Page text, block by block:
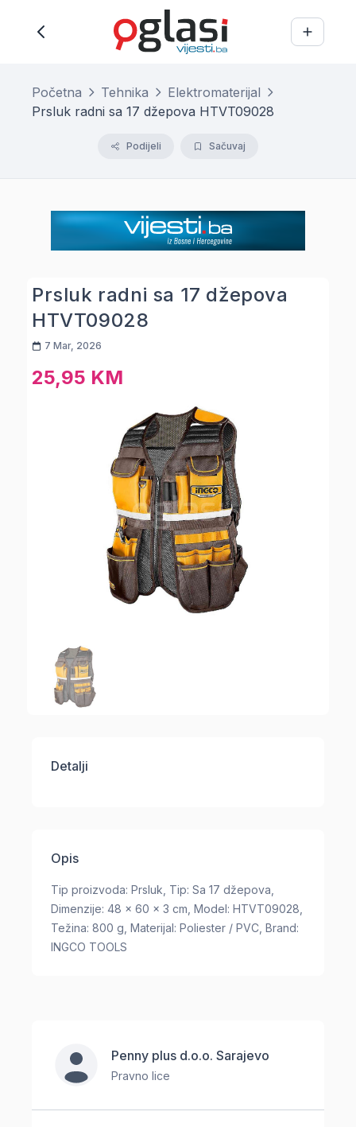
Početna Tehnika
Elektromaterijal
Prsluk radni sa 17 džepova HTVT09028
Podijeli Sačuvaj
Prsluk radni sa 17 džepova
HTVT09028
7 Mar, 2026
25,95 KM
Detalji
Opis
Tip proizvoda: Prsluk, Tip: Sa 17 džepova,
Dimenzije: 48 x 60 x 3 cm, Model: HTVT09028,
Težina: 800 g, Materijal: Poliester / PVC, Brand:
INGCO TOOLS
Penny plus d.o.o. Sarajevo
Pravno lice